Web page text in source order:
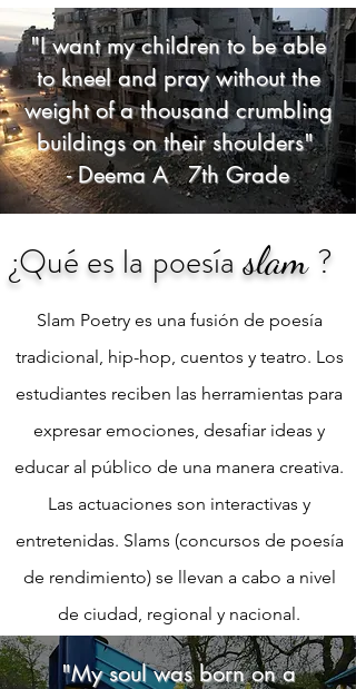
"I want my children to be able
to kneel and pray without the
weight of a thousand crumbling
buildings on their shoulders"
- Deema A 7th Grade
¿Qué es la poesía slam ?
Slam Poetry es una fusión de poesía
tradicional, hip-hop, cuentos y teatro. Los
estudiantes reciben las herramientas para
expresar emociones, desafiar ideas y
educar al público de una manera creativa.
Las actuaciones son interactivas y
entretenidas. Slams (concursos de poesía
de rendimiento) se llevan a cabo a nivel
de ciudad, regional y nacional.
"My soul was born on a